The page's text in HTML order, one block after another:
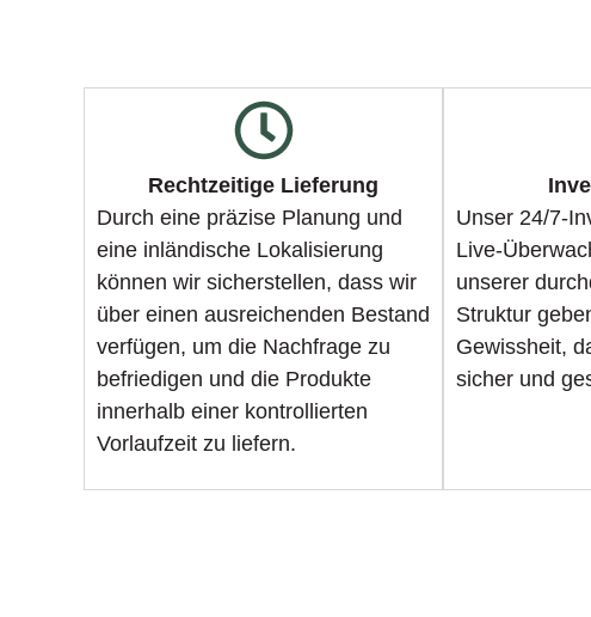
Rechtzeitige Lieferung
Durch eine präzise Planung und
eine inländische Lokalisierung
können wir sicherstellen, dass wir
über einen ausreichenden Bestand
verfügen, um die Nachfrage zu
befriedigen und die Produkte
innerhalb einer kontrollierten
Vorlaufzeit zu liefern.
Unser 24/7-
Live-
unserer
Struktur
Gewissheit,
sicher und